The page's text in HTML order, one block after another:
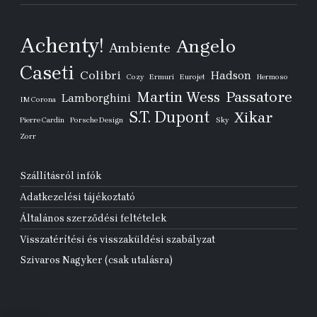
Achenty! Ambiente Angelo
Caseti Colibri Cozy Ermuri Eurojet Hadson Hermoso
IM Corona Lamborghini Martin Wess Passatore
Pierre Cardin Porsche Design S.T. Dupont Sky Xikar
Zorr
Szállításról infók
Adatkezelési tájékoztató
Általános szerződési feltételek
Visszatérítési és visszaküldési szabályzat
Szivaros Nagyker (csak utalásra)